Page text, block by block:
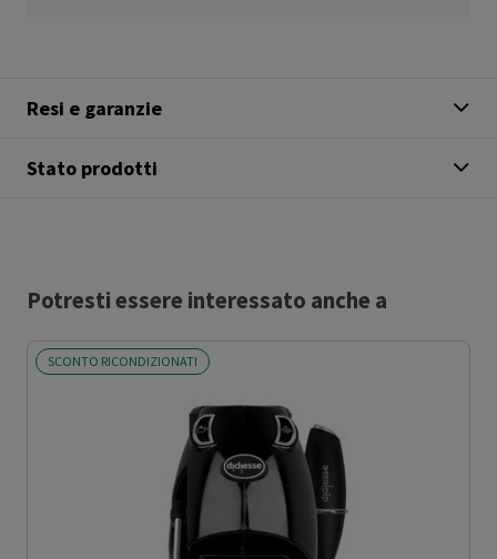
Resi e garanzie
Stato prodotti
Potresti essere interessato anche a
SCONTO RICONDIZIONATI